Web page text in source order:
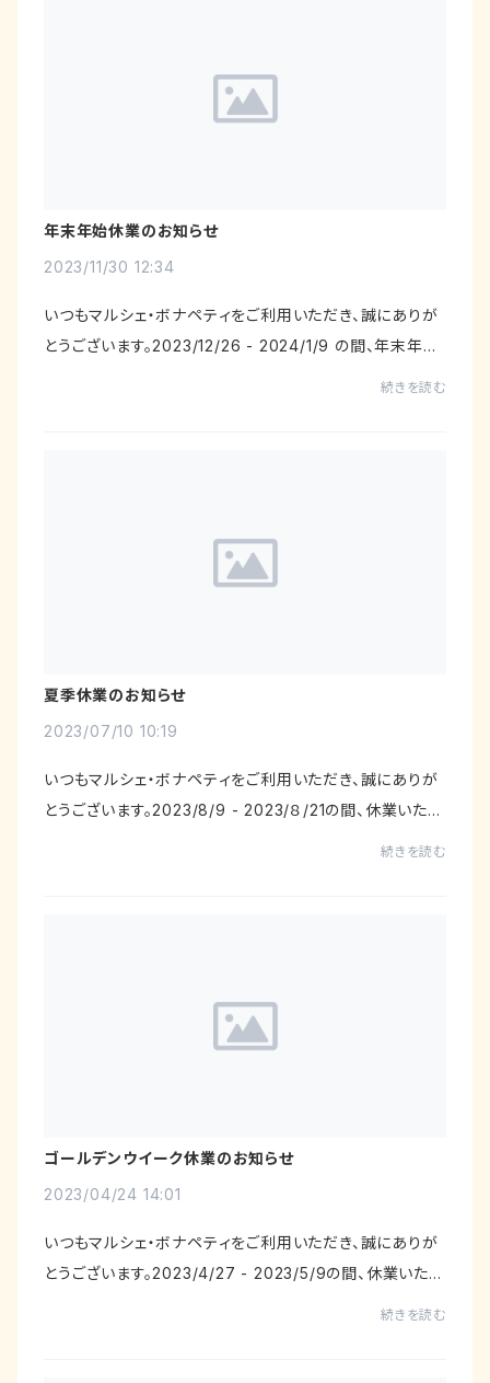
年末年始休業のお知らせ
2023/11/30 12:34
いつもマルシェ・ボナペティをご利用いただき、誠にありが
とうございます。2023/12/26 - 2024/1/9 の間、年末年始
続きを読む
夏季休業のお知らせ
2023/07/10 10:19
いつもマルシェ・ボナペティをご利用いただき、誠にありが
とうございます。2023/8/9 - 2023/８/21の間、休業いたし
続きを読む
ゴールデンウイーク休業のお知らせ
2023/04/24 14:01
いつもマルシェ・ボナペティをご利用いただき、誠にありが
とうございます。2023/4/27 - 2023/5/9の間、休業いたし
続きを読む